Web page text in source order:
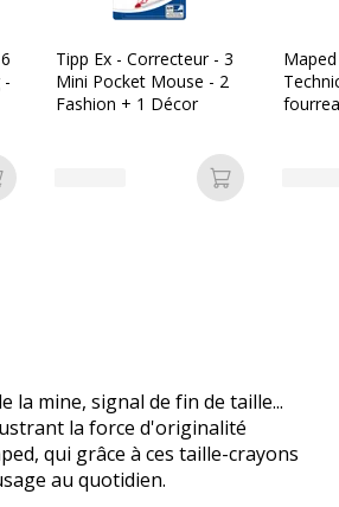
-
au panier
Tipp Ex - Correcteur - 3
Mini Pocket Mouse - 2
Fashion + 1 Décor
Ajouter au
la mine, signal de fin de taille...
la force d'originalité
qui grâce à ces taille-crayons
au quotidien.